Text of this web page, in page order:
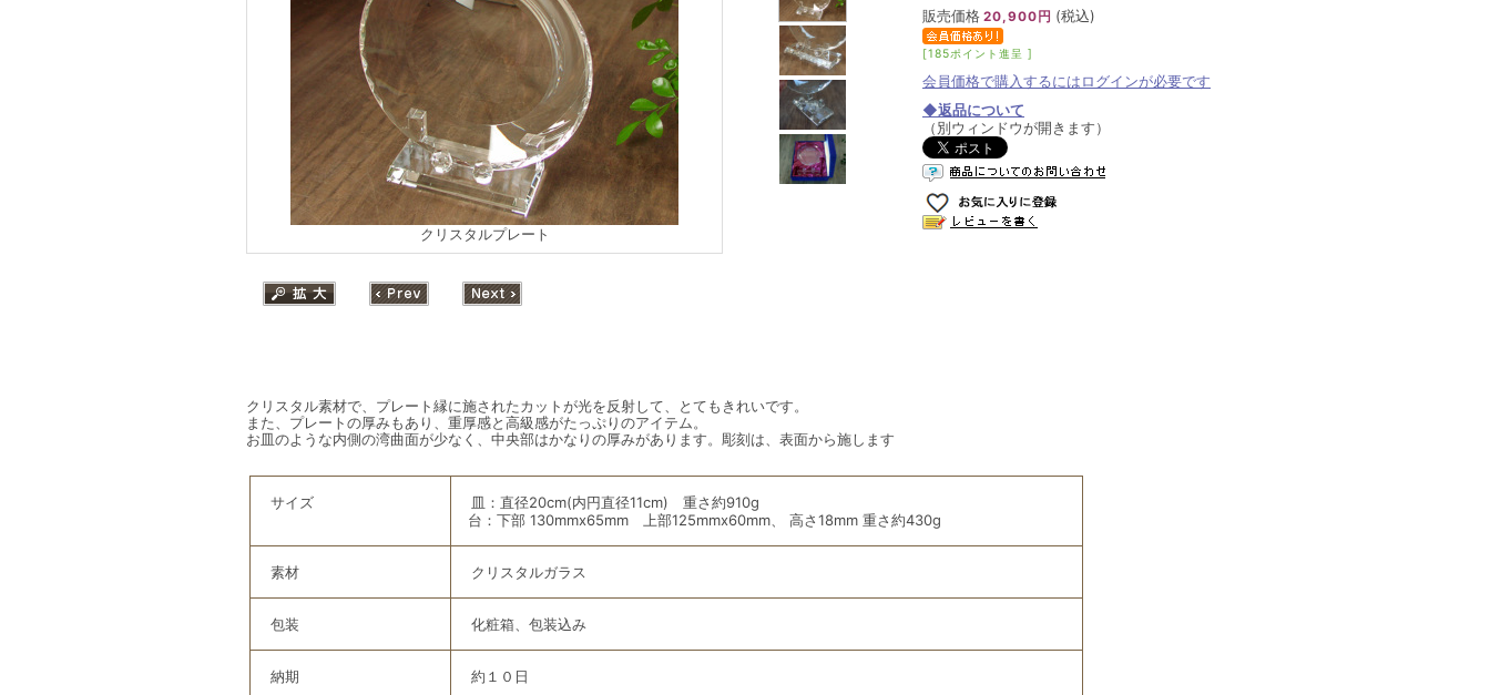
販売価格 20,900円 (税込)
[185ポイント進呈 ]
会員価格で購入するにはログインが必要です
◆返品について
（別ウィンドウが開きます）
クリスタルプレート
クリスタル素材で、プレート縁に施されたカットが光を反射して、とてもきれいです。
また、プレートの厚みもあり、重厚感と高級感がたっぷりのアイテム。
お皿のような内側の湾曲面が少なく、中央部はかなりの厚みがあります。彫刻は、表面から施します
サイズ
皿：直径20cm(内円直径11cm) 重さ約910g
台：下部 130mmx65mm 上部125mmx60mm、 高さ18mm 重さ約430g
素材 クリスタルガラス
包装 化粧箱、包装込み
納期 約１０日